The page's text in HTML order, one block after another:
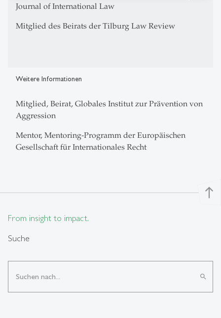
Journal of International Law
Mitglied des Beirats der Tilburg Law Review
Weitere Informationen
Mitglied, Beirat, Globales Institut zur Prävention von
Aggression
Mentor, Mentoring-Programm der Europäischen
Gesellschaft für Internationales Recht
north
From insight to impact.
Suche
search